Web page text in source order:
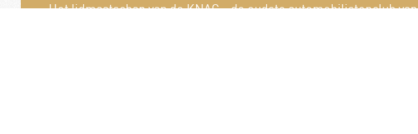
Het lidmaatschap van de KNAC – de oudste automobilistenclub van